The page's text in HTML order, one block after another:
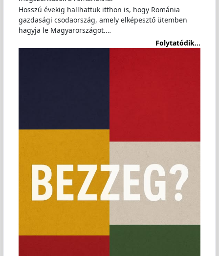
Hosszú évekig hallhattuk itthon is, hogy Románia
gazdasági csodaország, amely elképesztő ütemben
hagyja le Magyarországot.…
Folytatódik...